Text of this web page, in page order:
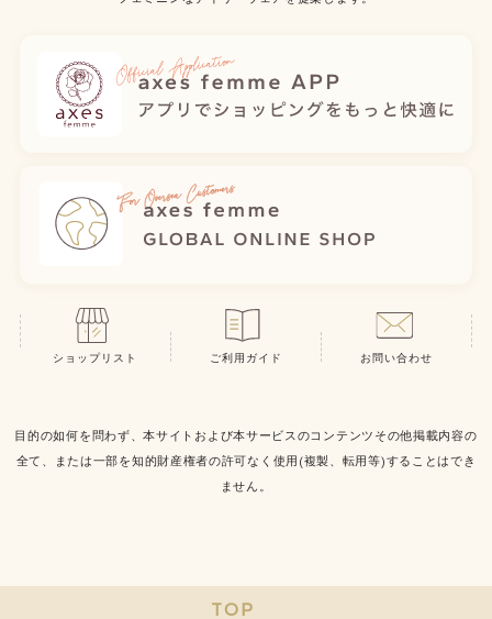
ショップリスト ご利用ガイド お問い合わせ
目的の如何を問わず、本サイトおよび本サービスのコンテンツその他掲載内容の
全て、または一部を知的財産権者の許可なく使用(複製、転用等)することはでき
ません。
TOP